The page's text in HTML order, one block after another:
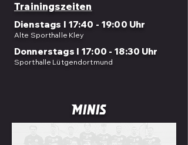
Trainingszeiten
Dienstags I 17:40 - 19:00 Uhr
Alte Sporthalle Kley
Donnerstags I 17:00 - 18:30 Uhr
Sporthalle Lütgendortmund
Minis